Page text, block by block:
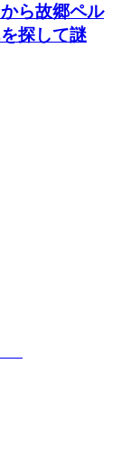
ら故郷ペル
探して謎